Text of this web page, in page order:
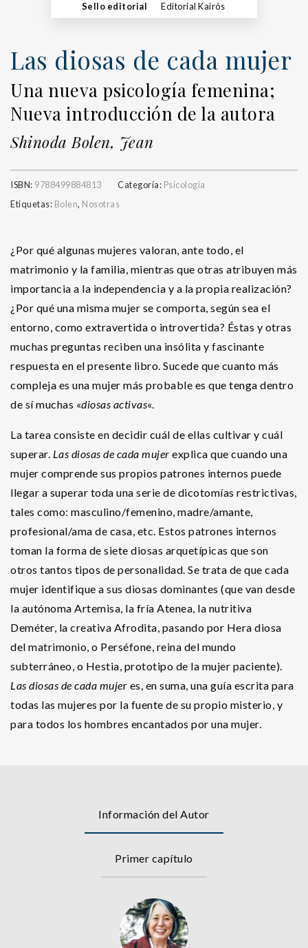
Sello editorial Editorial Kairós
Las diosas de cada mujer
Una nueva psicología femenina;
Nueva introducción de la autora
Shinoda Bolen, Jean
ISBN: 9788499884813 Categoría: Psicología
Etiquetas: Bolen, Nosotras
¿Por qué algunas mujeres valoran, ante todo, el
matrimonio y la familia, mientras que otras atribuyen más
importancia a la independencia y a la propia realización?
¿Por qué una misma mujer se comporta, según sea el
entorno, como extravertida o introvertida? Éstas y otras
muchas preguntas reciben una insólita y fascinante
respuesta en el presente libro. Sucede que cuanto más
compleja es una mujer más probable es que tenga dentro
de sí muchas «diosas activas«.
La tarea consiste en decidir cuál de ellas cultivar y cuál
superar. Las diosas de cada mujer explica que cuando una
mujer comprende sus propios patrones internos puede
llegar a superar toda una serie de dicotomías restrictivas,
tales como: masculino/femenino, madre/amante,
profesional/ama de casa, etc. Estos patrones internos
toman la forma de siete diosas arquetípicas que son
otros tantos tipos de personalidad. Se trata de que cada
mujer identifique a sus diosas dominantes (que van desde
la autónoma Artemisa, la fría Atenea, la nutritiva
Deméter, la creativa Afrodita, pasando por Hera diosa
del matrimonio, o Perséfone, reina del mundo
subterráneo, o Hestia, prototipo de la mujer paciente).
Las diosas de cada mujer es, en suma, una guía escrita para
todas las mujeres por la fuente de su propio misterio, y
para todos los hombres encantados por una mujer.
Información del Autor
Primer capítulo